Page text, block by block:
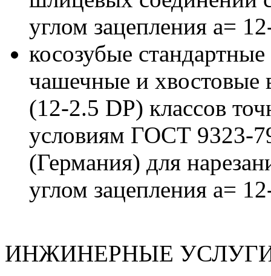
углом зацепления а=
косозубые
чашечные и хвостовые
(12-2.5 DP) классов
условиям ГОСТ
(Германия) для
углом зацепления а=
ИНЖИНЕРНЫЕ